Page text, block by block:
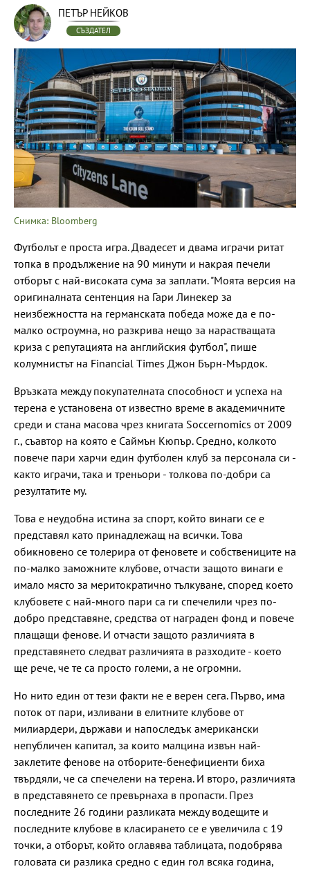
ПЕТЪР НЕЙКОВ
СЪЗДАТЕЛ
Снимка: Bloomberg
Футболът е проста игра. Двадесет и двама играчи ритат
топка в продължение на 90 минути и накрая печели
отборът с най-високата сума за заплати. "Моята версия на
оригиналната сентенция на Гари Линекер за
неизбежността на германската победа може да е по-
малко остроумна, но разкрива нещо за нарастващата
криза с репутацията на английския футбол", пише
колумнистът на Financial Times Джон Бърн-Мърдок.
Връзката между покупателната способност и успеха на
терена е установена от известно време в академичните
среди и стана масова чрез книгата Soccernomics от 2009
г., съавтор на която е Саймън Кюпър. Средно, колкото
повече пари харчи един футболен клуб за персонала си -
както играчи, така и треньори - толкова по-добри са
резултатите му.
Това е неудобна истина за спорт, който винаги се е
представял като принадлежащ на всички. Това
обикновено се толерира от феновете и собствениците на
по-малко заможните клубове, отчасти защото винаги е
имало място за меритократично тълкуване, според което
клубовете с най-много пари са ги спечелили чрез по-
добро представяне, средства от награден фонд и повече
плащащи фенове. И отчасти защото различията в
представянето следват различията в разходите - което
ще рече, че те са просто големи, а не огромни.
Но нито един от тези факти не е верен сега. Първо, има
поток от пари, изливани в елитните клубове от
милиардери, държави и напоследък американски
непубличен капитал, за които малцина извън най-
заклетите фенове на отборите-бенефициенти биха
твърдяли, че са спечелени на терена. И второ, различията
в представянето се превърнаха в пропасти. През
последните 26 години разликата между водещите и
последните клубове в класирането се е увеличила с 19
точки, а отборът, който оглавява таблицата, подобрява
головата си разлика средно с един гол всяка година,